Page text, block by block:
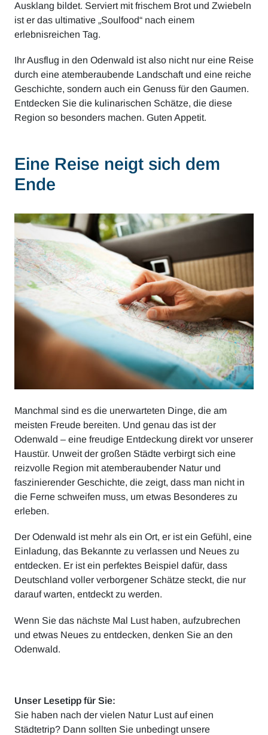
Ausklang bildet. Serviert mit frischem Brot und Zwiebeln
ist er das ultimative „Soulfood“ nach einem
erlebnisreichen Tag.
Ihr Ausflug in den Odenwald ist also nicht nur eine Reise
durch eine atemberaubende Landschaft und eine reiche
Geschichte, sondern auch ein Genuss für den Gaumen.
Entdecken Sie die kulinarischen Schätze, die diese
Region so besonders machen. Guten Appetit.
Eine Reise neigt sich dem
Ende
Manchmal sind es die unerwarteten Dinge, die am
meisten Freude bereiten. Und genau das ist der
Odenwald – eine freudige Entdeckung direkt vor unserer
Haustür. Unweit der großen Städte verbirgt sich eine
reizvolle Region mit atemberaubender Natur und
faszinierender Geschichte, die zeigt, dass man nicht in
die Ferne schweifen muss, um etwas Besonderes zu
erleben.
Der Odenwald ist mehr als ein Ort, er ist ein Gefühl, eine
Einladung, das Bekannte zu verlassen und Neues zu
entdecken. Er ist ein perfektes Beispiel dafür, dass
Deutschland voller verborgener Schätze steckt, die nur
darauf warten, entdeckt zu werden.
Wenn Sie das nächste Mal Lust haben, aufzubrechen
und etwas Neues zu entdecken, denken Sie an den
Odenwald.
Unser Lesetipp für Sie:
Sie haben nach der vielen Natur Lust auf einen
Städtetrip? Dann sollten Sie unbedingt unsere